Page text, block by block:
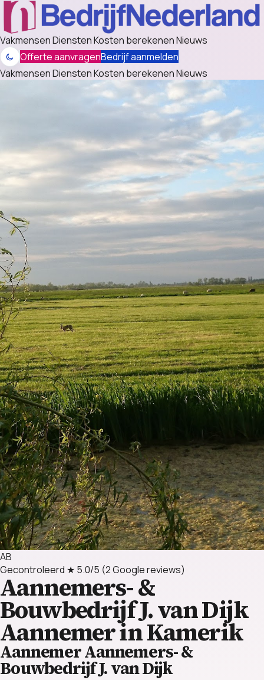
VakmensenDienstenKosten berekenenNieuws
Offerte aanvragenBedrijf aanmelden
VakmensenDienstenKosten berekenenNieuws
AB
Gecontroleerd ★ 5.0/5 (2 Google reviews)
Aannemers- &
Bouwbedrijf J. van Dijk
Aannemer in Kamerik
Aannemer Aannemers- &
Bouwbedrijf J. van Dijk